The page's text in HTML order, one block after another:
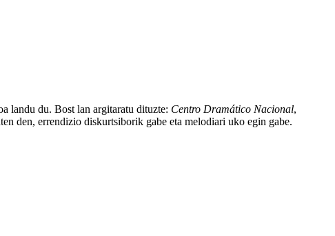
landu du. Bost lan argitaratu dituzte: Centro Dramático Nacional,
den, errendizio diskurtsiborik gabe eta melodiari uko egin gabe.